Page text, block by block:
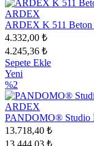
ARDEX
ARDEX K 511 Beton
4.332,00 ₺
4.245,36 ₺
Sepete Ekle
Yeni
%2
ARDEX
PANDOMO® Studio
13.718,40 ₺
13.444,03 ₺